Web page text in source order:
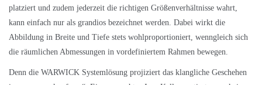
platziert und zudem jederzeit die richtigen Größenverhältnisse wahrt,
kann einfach nur als grandios bezeichnet werden. Dabei wirkt die
Abbildung in Breite und Tiefe stets wohlproportioniert, wenngleich sich
die räumlichen Abmessungen in vordefiniertem Rahmen bewegen.
Denn die WARWICK Systemlösung projiziert das klangliche Geschehen